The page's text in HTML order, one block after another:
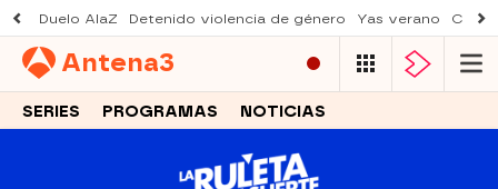
Duelo AlaZ Detenido violencia de género Yas verano
Antena3
SERIES PROGRAMAS NOTICIAS